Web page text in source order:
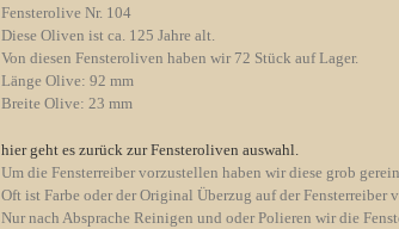
Fensterolive Nr. 104
Diese Oliven ist ca. 125 Jahre alt.
Von diesen Fensteroliven haben wir 72 Stück auf Lager.
Länge Olive: 92 mm
Breite Olive: 23 mm
hier geht es zurück zur Fensteroliven auswahl.
Um die Fensterreiber vorzustellen haben wir diese grob
Oft ist Farbe oder der Original Überzug auf der Fensterreiber
Nur nach Absprache Reinigen und oder Polieren wir die